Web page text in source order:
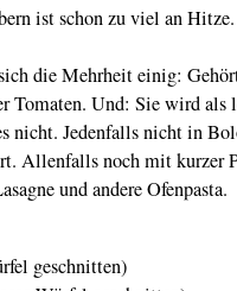
ist schon zu viel an
die Mehrheit einig:
Tomaten. Und: Sie wird als
nicht. Jedenfalls nicht in
Allenfalls noch mit kurzer
und andere Ofenpasta.
geschnitten)